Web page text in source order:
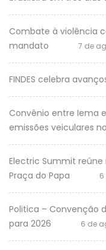
Combate à violência
mandato
7 de
FINDES celebra
Convênio entre Iema
emissões veiculares no
Electric Summit
Praça do Papa
Politica – Convenção
para 2026
6 de